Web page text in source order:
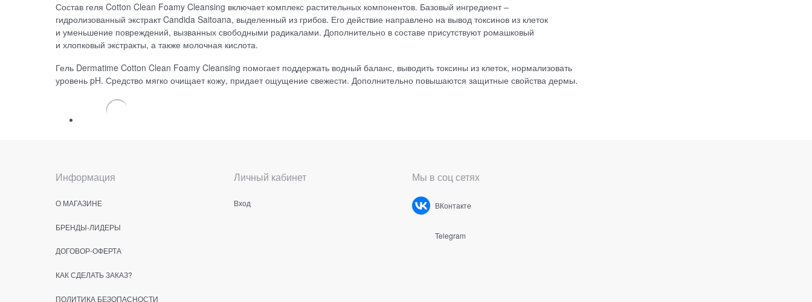
Состав геля Cotton Clean Foamy Cleansing включает комплекс растительных компонентов. Базовый ингредиент ‒
гидролизованный экстракт Candida Saitoana, выделенный из грибов. Его действие направлено на вывод токсинов из клеток
и уменьшение повреждений, вызванных свободными радикалами. Дополнительно в составе присутствуют ромашковый
и хлопковый экстракты, а также молочная кислота.
Гель Dermatime Cotton Clean Foamy Cleansing помогает поддержать водный баланс, выводить токсины из клеток, нормализовать
уровень pH. Средство мягко очищает кожу, придает ощущение свежести. Дополнительно повышаются защитные свойства дермы.
Информация
О МАГАЗИНЕ
БРЕНДЫ-ЛИДЕРЫ
ДОГОВОР-ОФЕРТА
КАК СДЕЛАТЬ ЗАКАЗ?
ПОЛИТИКА БЕЗОПАСНОСТИ
Личный кабинет
Вход
Мы в соц сетях
ВКонтакте
Telegram